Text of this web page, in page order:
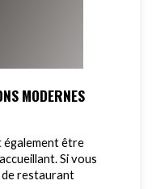
MODERNES
également être
Si vous
de restaurant